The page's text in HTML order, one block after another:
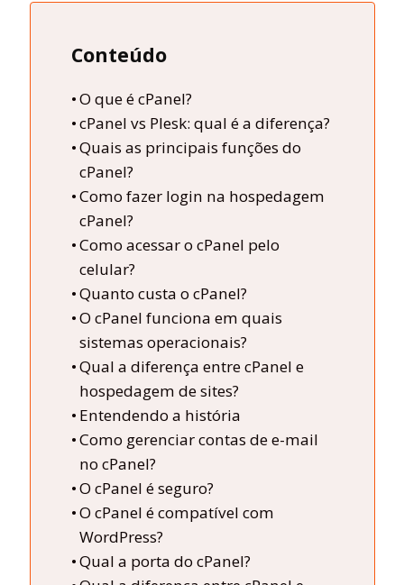
Conteúdo
O que é cPanel?
cPanel vs Plesk: qual é a diferença?
Quais as principais funções do
cPanel?
Como fazer login na hospedagem
cPanel?
Como acessar o cPanel pelo
celular?
Quanto custa o cPanel?
O cPanel funciona em quais
sistemas operacionais?
Qual a diferença entre cPanel e
hospedagem de sites?
Entendendo a história
Como gerenciar contas de e-mail
no cPanel?
O cPanel é seguro?
O cPanel é compatível com
WordPress?
Qual a porta do cPanel?